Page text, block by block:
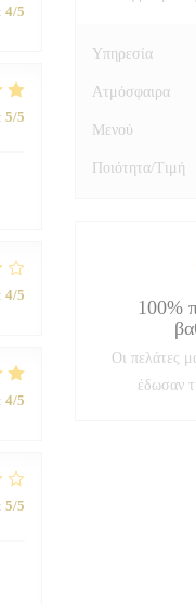
: 4/5
: 5/5
: 4/5
: 4/5
: 5/5
Υπηρεσία
Ατμόσφαιρα
Μενού
Ποιότητα/Τιμή
100%
Οι πελάτες
έδωσαν